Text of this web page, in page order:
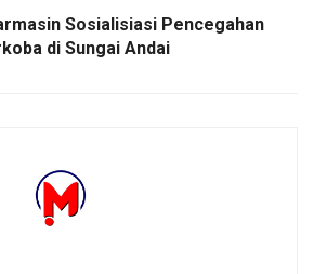
Sosialisiasi Pencegahan
di Sungai Andai